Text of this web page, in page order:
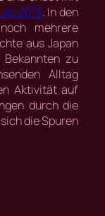
2013. In den
mehrere
aus Japan
zu
Alltag
Aktivität auf
durch die
die Spuren